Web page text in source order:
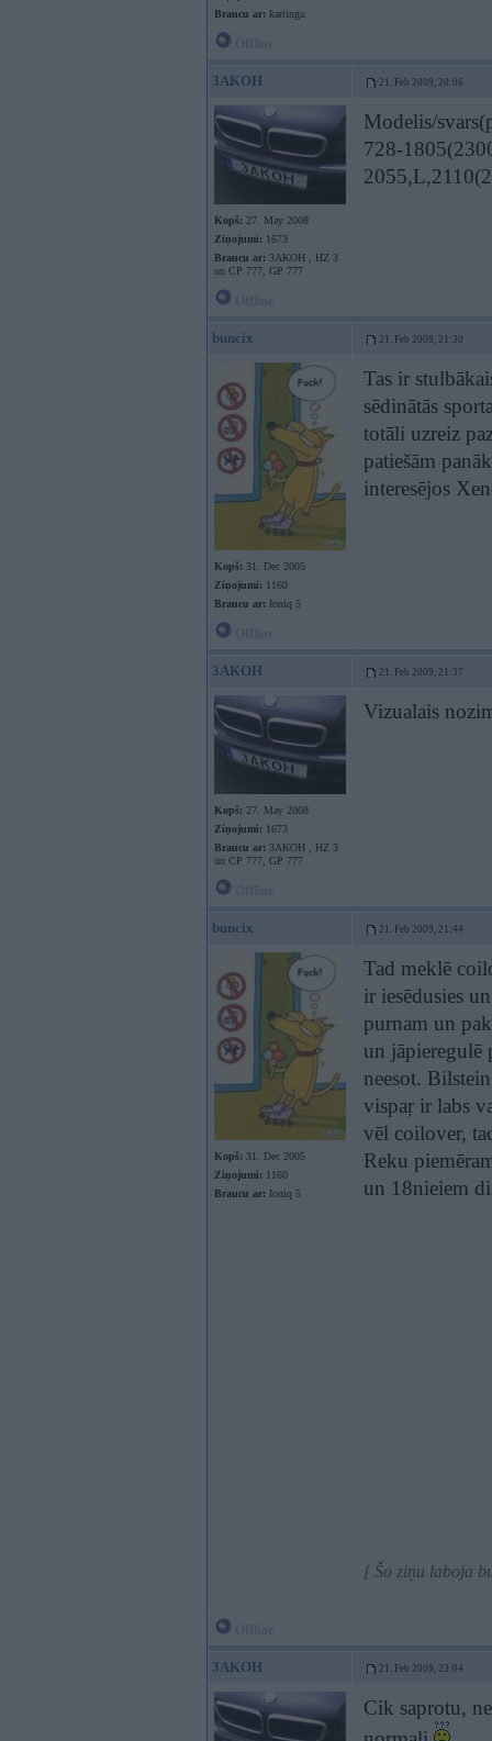
Braucu ar: kartingu
3AKOH 21. Feb 2009, 20:06
Kopš: 27. May 2008
Ziņojumi: 1673
Braucu ar: 3AKOH , HZ 3
un CP 777, GP 777
Modelis/
728-
buncix 21. Feb 2009, 21:30
Kopš: 31. Dec 2005
Ziņojumi: 1160
Braucu ar: Ioniq 5
Tas ir
sēdinātās
totāli uzreiz
patiešām
interesējos
3AKOH 21. Feb 2009, 21:37
Kopš: 27. May 2008
Ziņojumi: 1673
Braucu ar: 3AKOH , HZ 3
un CP 777, GP 777
Vizualais
buncix 21. Feb 2009, 21:44
Kopš: 31. Dec 2005
Ziņojumi: 1160
Braucu ar: Ioniq 5
Tad meklē
ir iesēdusies
purnam un
un jāpieregulē
neesot.
vispaŗ ir labs
vēl coilover,
Reku
un 18nieiem
[ Šo ziņu laboja
3AKOH 21. Feb 2009, 23:04
Cik saprotu,